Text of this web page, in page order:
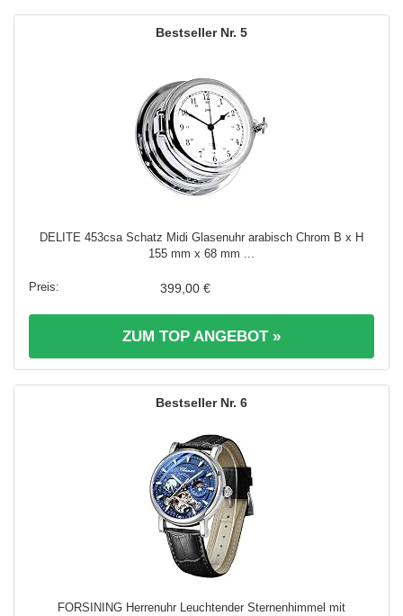
5
DELITE 453csa Schatz Midi Glasenuhr arabisch Chrom B x H
155 mm x 68 mm ...
399,00 €
ZUM TOP ANGEBOT »
6
FORSINING Herrenuhr Leuchtender Sternenhimmel mit